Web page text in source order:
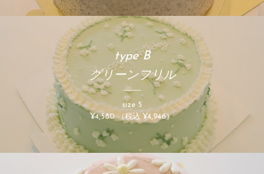
type B
グリーンフリル
size 5
¥4,580 （税込 ¥4,946）